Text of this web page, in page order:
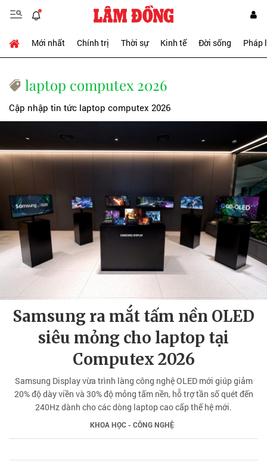
Mới nhất Chính trị Thời sự Kinh tế Đời sống Pháp
laptop computex 2026
Cập nhập tin tức laptop computex 2026
Samsung ra mắt tấm nền OLED
siêu mỏng cho laptop tại
Computex 2026
Samsung Display vừa trình làng công nghệ OLED mới giúp giảm
20% độ dày viền và 30% độ mỏng tấm nền, hỗ trợ tần số quét đến
240Hz dành cho các dòng laptop cao cấp thế hệ mới.
KHOA HỌC - CÔNG NGHỆ